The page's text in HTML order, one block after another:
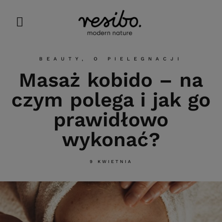
BEAUTY , O PIELEGNACJI
Masaż kobido – na
czym polega i jak go
prawidłowo
wykonać?
9 KWIETNIA